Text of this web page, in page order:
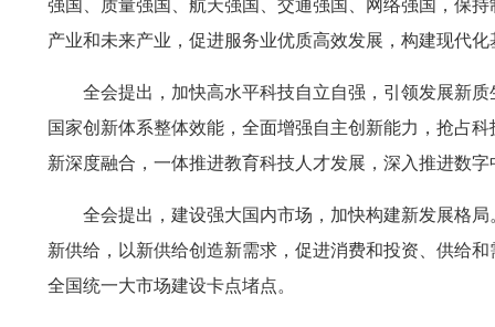
强国、质量强国、航天强国、交通强国、网络强国，保
产业和未来产业，促进服务业优质高效发展，构建现代
全会提出，加快高水平科技自立自强，引领发展新
国家创新体系整体效能，全面增强自主创新能力，抢占
新深度融合，一体推进教育科技人才发展，深入推进数字
全会提出，建设强大国内市场，加快构建新发展格
新供给，以新供给创造新需求，促进消费和投资、供给
全国统一大市场建设卡点堵点。